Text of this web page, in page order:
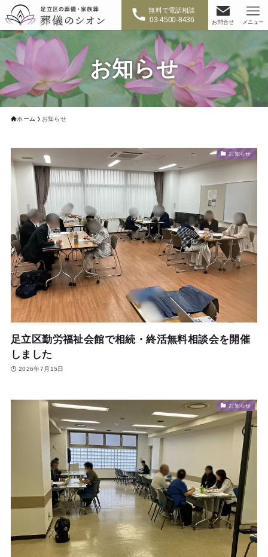
無料で電話相談
03-4500-8436 お問合せ メニュー
お知らせ
ホーム お知らせ
お知らせ
足立区勤労福祉会館で相続・終活無料相談会を開催
しました
2026年7月15日
お知らせ